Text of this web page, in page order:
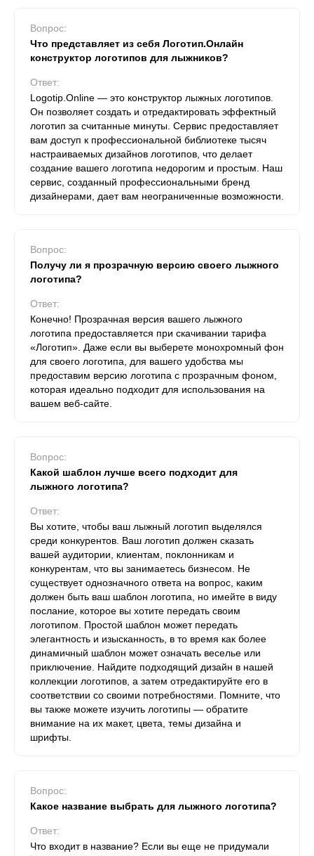
Вопрос:
Что представляет из себя Логотип.Онлайн
конструктор логотипов для лыжников?
Ответ:
Logotip.Online — это конструктор лыжных логотипов.
Он позволяет создать и отредактировать эффектный
логотип за считанные минуты. Сервис предоставляет
вам доступ к профессиональной библиотеке тысяч
настраиваемых дизайнов логотипов, что делает
создание вашего логотипа недорогим и простым. Наш
сервис, созданный профессиональными бренд
дизайнерами, дает вам неограниченные возможности.
Вопрос:
Получу ли я прозрачную версию своего лыжного
логотипа?
Ответ:
Конечно! Прозрачная версия вашего лыжного
логотипа предоставляется при скачивании тарифа
«Логотип». Даже если вы выберете монохромный фон
для своего логотипа, для вашего удобства мы
предоставим версию логотипа с прозрачным фоном,
которая идеально подходит для использования на
вашем веб-сайте.
Вопрос:
Какой шаблон лучше всего подходит для
лыжного логотипа?
Ответ:
Вы хотите, чтобы ваш лыжный логотип выделялся
среди конкурентов. Ваш логотип должен сказать
вашей аудитории, клиентам, поклонникам и
конкурентам, что вы занимаетесь бизнесом. Не
существует однозначного ответа на вопрос, каким
должен быть ваш шаблон логотипа, но имейте в виду
послание, которое вы хотите передать своим
логотипом. Простой шаблон может передать
элегантность и изысканность, в то время как более
динамичный шаблон может означать веселье или
приключение. Найдите подходящий дизайн в нашей
коллекции логотипов, а затем отредактируйте его в
соответствии со своими потребностями. Помните, что
вы также можете изучить логотипы — обратите
внимание на их макет, цвета, темы дизайна и
шрифты.
Вопрос:
Какое название выбрать для лыжного логотипа?
Ответ:
Что входит в название? Если вы еще не придумали